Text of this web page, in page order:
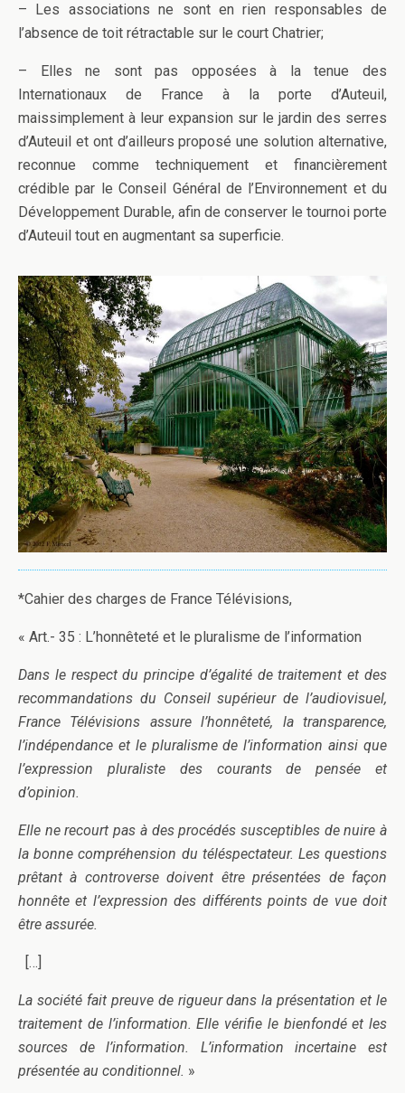
– Les associations ne sont en rien responsables de
l’absence de toit rétractable sur le court Chatrier;
– Elles ne sont pas opposées à la tenue des
Internationaux de France à la porte d’Auteuil,
maissimplement à leur expansion sur le jardin des serres
d’Auteuil et ont d’ailleurs proposé une solution alternative,
reconnue comme techniquement et financièrement
crédible par le Conseil Général de l’Environnement et du
Développement Durable, afin de conserver le tournoi porte
d’Auteuil tout en augmentant sa superficie.
*Cahier des charges de France Télévisions,
« Art.- 35 : L’honnêteté et le pluralisme de l’information
Dans le respect du principe d’égalité de traitement et des
recommandations du Conseil supérieur de l’audiovisuel,
France Télévisions assure l’honnêteté, la transparence,
l’indépendance et le pluralisme de l’information ainsi que
l’expression pluraliste des courants de pensée et
d’opinion.
Elle ne recourt pas à des procédés susceptibles de nuire à
la bonne compréhension du téléspectateur. Les questions
prêtant à controverse doivent être présentées de façon
honnête et l’expression des différents points de vue doit
être assurée.
[…]
La société fait preuve de rigueur dans la présentation et le
traitement de l’information. Elle vérifie le bienfondé et les
sources de l’information. L’information incertaine est
présentée au conditionnel. »